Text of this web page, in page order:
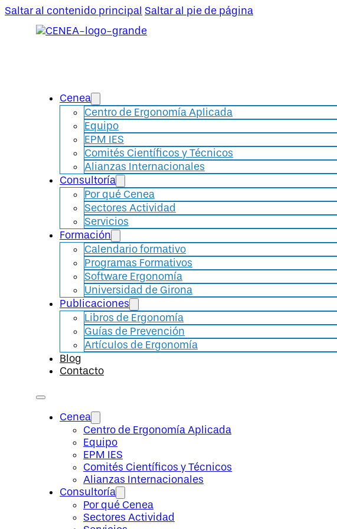
Saltar al contenido principal Saltar al pie de página
Cenea
Centro de Ergonomía Aplicada
Equipo
EPM IES
Comités Científicos y Técnicos
Alianzas Internacionales
Consultoría
Por qué Cenea
Sectores Actividad
Servicios
Formación
Calendario formativo
Programas Formativos
Software Ergonomía
Universidad de Girona
Publicaciones
Libros de Ergonomía
Guías de Prevención
Artículos de Ergonomía
Blog
Contacto
Cenea
Centro de Ergonomía Aplicada
Equipo
EPM IES
Comités Científicos y Técnicos
Alianzas Internacionales
Consultoría
Por qué Cenea
Sectores Actividad